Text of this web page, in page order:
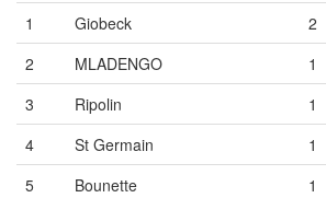
1
Giobeck 2
2
MLADENGO 1
3
Ripolin 1
4
St Germain 1
5
Bounette 1